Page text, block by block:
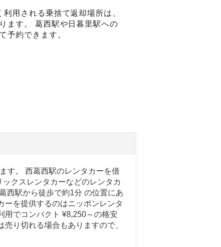
用される乗捨て返却場所は、
ます。 葛西駅や日暮里駅への
予約できます。
す。 西葛西駅のレンタカーを借
クスレンタカーなどのレンタカ
西駅から徒歩で約1分 の位置にあ
ーを提供するのはニッポンレンタ
用でコンパクト ¥8,250～の格安
り切れる場合もありますので、